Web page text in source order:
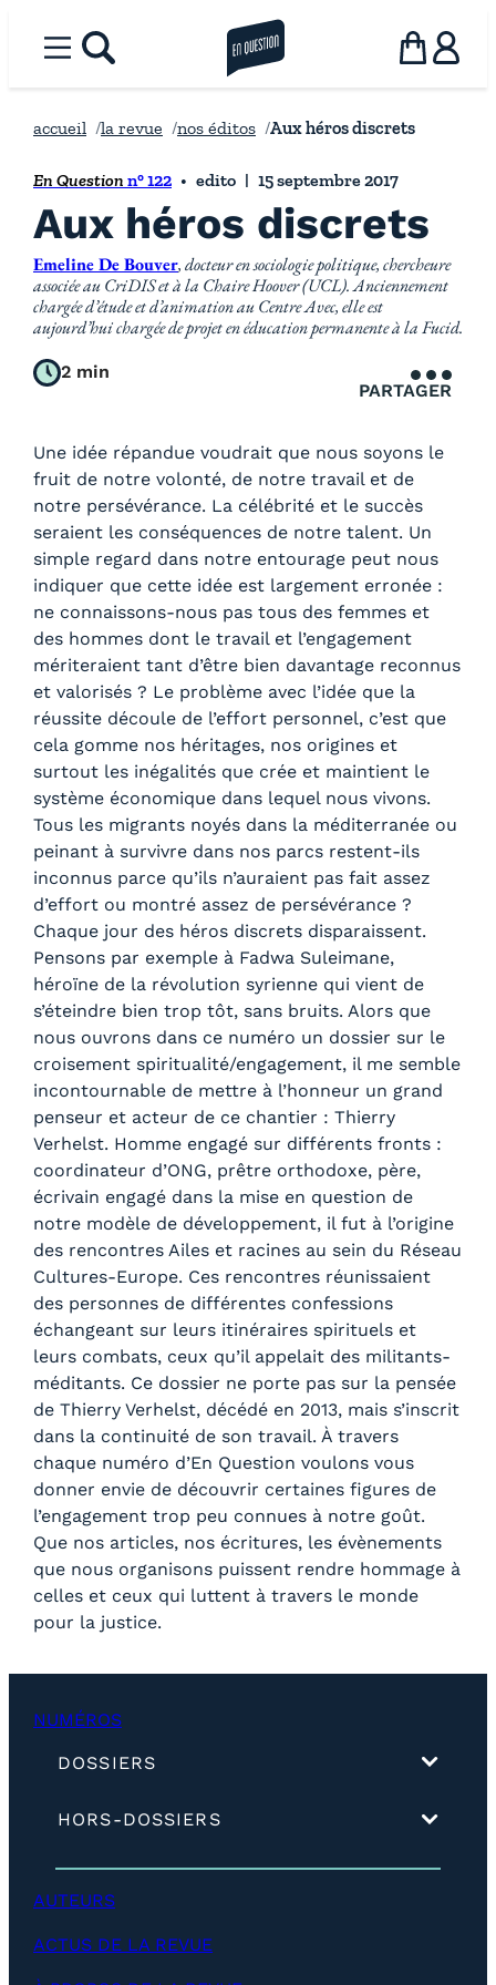
Menurechercher la revue en questionPanier
accueil la revue nos éditos Aux héros discrets
En Question n° 122 edito 15 septembre 2017
Aux héros discrets
Emeline De Bouver, docteur en sociologie politique, chercheure
associée au CriDIS et à la Chaire Hoover (UCL). Anciennement
chargée d’étude et d’animation au Centre Avec, elle est
aujourd’hui chargée de projet en éducation permanente à la Fucid.
2 min
PARTAGER
Une idée répandue voudrait que nous soyons le
fruit de notre volonté, de notre travail et de
notre persévérance. La célébrité et le succès
seraient les conséquences de notre talent. Un
simple regard dans notre entourage peut nous
indiquer que cette idée est largement erronée :
ne connaissons-nous pas tous des femmes et
des hommes dont le travail et l’engagement
mériteraient tant d’être bien davantage reconnus
et valorisés ? Le problème avec l’idée que la
réussite découle de l’effort personnel, c’est que
cela gomme nos héritages, nos origines et
surtout les inégalités que crée et maintient le
système économique dans lequel nous vivons.
Tous les migrants noyés dans la méditerranée ou
peinant à survivre dans nos parcs restent-ils
inconnus parce qu’ils n’auraient pas fait assez
d’effort ou montré assez de persévérance ?
Chaque jour des héros discrets disparaissent.
Pensons par exemple à Fadwa Suleimane,
héroïne de la révolution syrienne qui vient de
s’éteindre bien trop tôt, sans bruits. Alors que
nous ouvrons dans ce numéro un dossier sur le
croisement spiritualité/engagement, il me semble
incontournable de mettre à l’honneur un grand
penseur et acteur de ce chantier : Thierry
Verhelst. Homme engagé sur différents fronts :
coordinateur d’ONG, prêtre orthodoxe, père,
écrivain engagé dans la mise en question de
notre modèle de développement, il fut à l’origine
des rencontres Ailes et racines au sein du Réseau
Cultures-Europe. Ces rencontres réunissaient
des personnes de différentes confessions
échangeant sur leurs itinéraires spirituels et
leurs combats, ceux qu’il appelait des militants-
méditants. Ce dossier ne porte pas sur la pensée
de Thierry Verhelst, décédé en 2013, mais s’inscrit
dans la continuité de son travail. À travers
chaque numéro d’En Question voulons vous
donner envie de découvrir certaines figures de
l’engagement trop peu connues à notre goût.
Que nos articles, nos écritures, les évènements
que nous organisons puissent rendre hommage à
celles et ceux qui luttent à travers le monde
pour la justice.
NUMÉROS
DOSSIERS
v
l
e
HORS-DOSSIERS(
AUTEURS
ACTUS DE LA REVUE